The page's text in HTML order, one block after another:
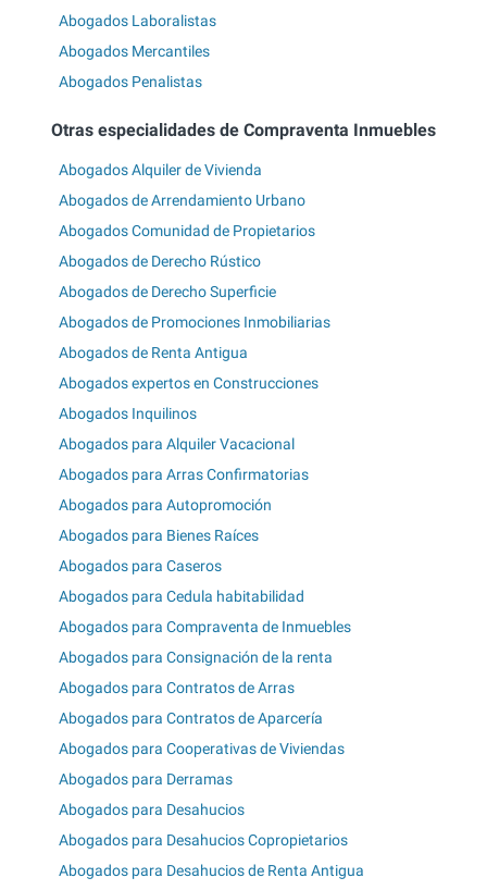
Abogados Laboralistas
Abogados Mercantiles
Abogados Penalistas
Otras especialidades de Compraventa Inmuebles
Abogados Alquiler de Vivienda
Abogados de Arrendamiento Urbano
Abogados Comunidad de Propietarios
Abogados de Derecho Rústico
Abogados de Derecho Superficie
Abogados de Promociones Inmobiliarias
Abogados de Renta Antigua
Abogados expertos en Construcciones
Abogados Inquilinos
Abogados para Alquiler Vacacional
Abogados para Arras Confirmatorias
Abogados para Autopromoción
Abogados para Bienes Raíces
Abogados para Caseros
Abogados para Cedula habitabilidad
Abogados para Compraventa de Inmuebles
Abogados para Consignación de la renta
Abogados para Contratos de Arras
Abogados para Contratos de Aparcería
Abogados para Cooperativas de Viviendas
Abogados para Derramas
Abogados para Desahucios
Abogados para Desahucios Copropietarios
Abogados para Desahucios de Renta Antigua